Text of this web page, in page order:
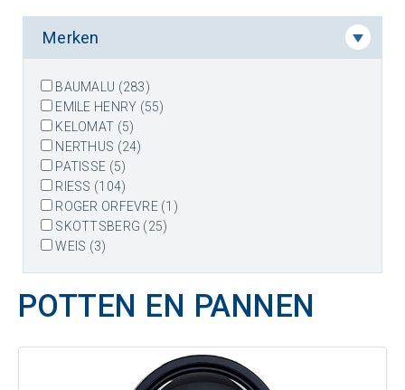
Merken
BAUMALU (283)
EMILE HENRY (55)
KELOMAT (5)
NERTHUS (24)
PATISSE (5)
RIESS (104)
ROGER ORFEVRE (1)
SKOTTSBERG (25)
WEIS (3)
POTTEN EN PANNEN